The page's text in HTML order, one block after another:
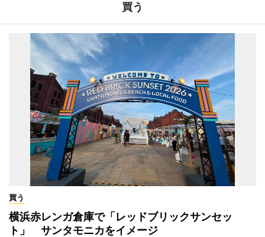
買う
買う
横浜赤レンガ倉庫で「レッドブリックサンセッ
ト」 サンタモニカをイメージ